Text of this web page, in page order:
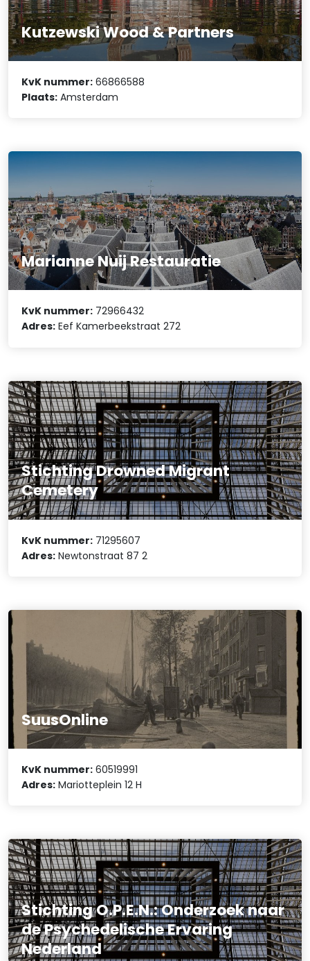
Kutzewski Wood & Partners
KvK nummer: 66866588
Plaats: Amsterdam
Marianne Nuij Restauratie
KvK nummer: 72966432
Adres: Eef Kamerbeekstraat 272
Stichting Drowned Migrant
Cemetery
KvK nummer: 71295607
Adres: Newtonstraat 87 2
SuusOnline
KvK nummer: 60519991
Adres: Mariotteplein 12 H
Stichting O.P.E.N.: Onderzoek naar
de Psychedelische Ervaring
Nederland